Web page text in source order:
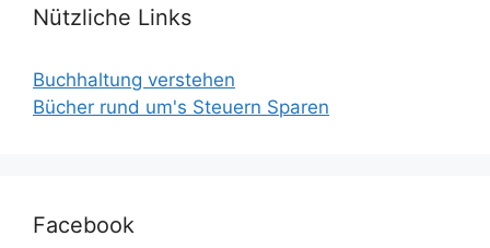
Nützliche Links
Buchhaltung verstehen
Bücher rund um's Steuern Sparen
Facebook